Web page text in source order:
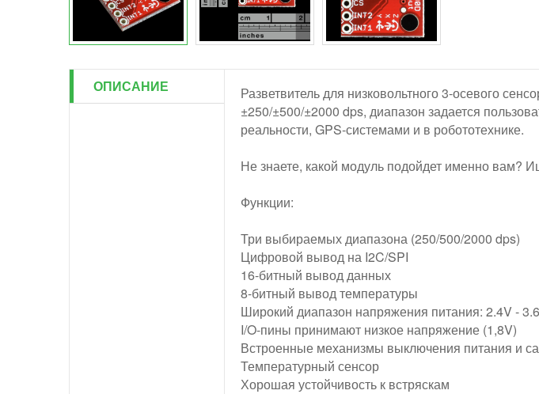
ОПИСАНИЕ
Разветвитель для низковольтного 3-осевого
±250/±500/±2000 dps, диапазон задается
реальности, GPS-системами и в робототехнике.
Не знаете, какой модуль подойдет именно вам?
Функции:
Три выбираемых диапазона (250/500/2000 dps)
Цифровой вывод на I2C/SPI
16-битный вывод данных
8-битный вывод температуры
Широкий диапазон напряжения питания: 2.4V -
I/O-пины принимают низкое напряжение (1,8V)
Встроенные механизмы выключения питания и
Температурный сенсор
Хорошая устойчивость к встряскам